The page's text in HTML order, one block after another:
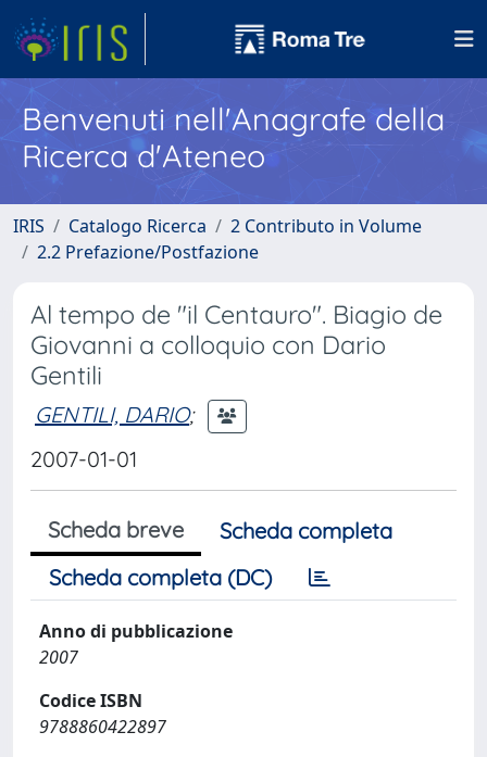
Benvenuti nell'Anagrafe della
Ricerca d'Ateneo
IRIS Catalogo Ricerca
2 Contributo in Volume
2.2 Prefazione/Postfazione
Al tempo de "il Centauro". Biagio de
Giovanni a colloquio con Dario
Gentili
GENTILI, DARIO;
2007-01-01
Scheda breve
Scheda completa
Scheda completa (DC)
Anno di pubblicazione
2007
Codice ISBN
9788860422897